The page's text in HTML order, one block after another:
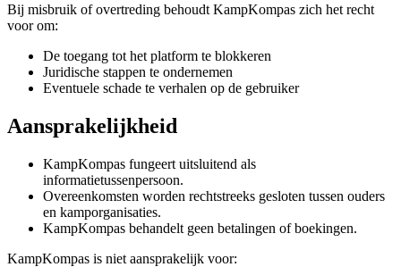
Bij misbruik of overtreding behoudt KampKompas zich het recht
voor om:
De toegang tot het platform te blokkeren
Juridische stappen te ondernemen
Eventuele schade te verhalen op de gebruiker
Aansprakelijkheid
KampKompas fungeert uitsluitend als
informatietussenpersoon.
Overeenkomsten worden rechtstreeks gesloten tussen ouders
en kamporganisaties.
KampKompas behandelt geen betalingen of boekingen.
KampKompas is niet aansprakelijk voor: